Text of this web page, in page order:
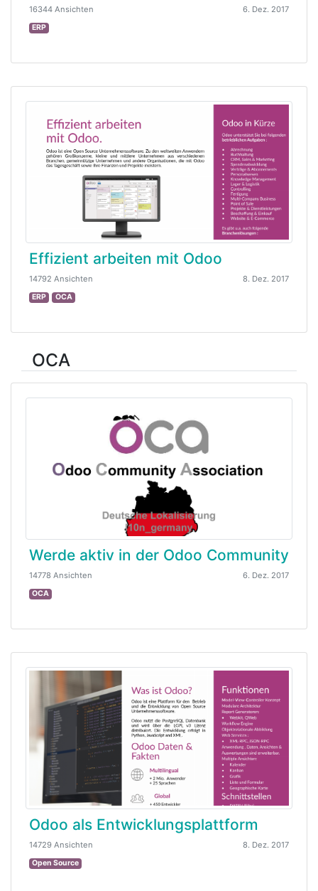
16344 Ansichten 6. Dez. 2017
ERP
Effizient arbeiten mit Odoo
14792 Ansichten 8. Dez. 2017
ERP OCA
OCA
Werde aktiv in der Odoo Community
14778 Ansichten 6. Dez. 2017
OCA
Odoo als Entwicklungsplattform
14729 Ansichten 8. Dez. 2017
Open Source